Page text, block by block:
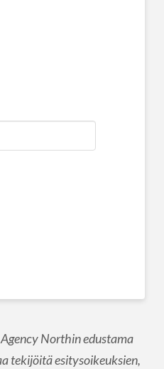
Northin edustama
tekijöitä esitysoikeuksien,